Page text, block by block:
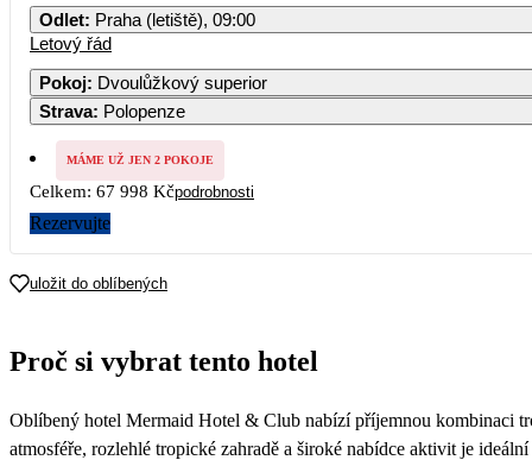
Odlet: Praha (letiště), 09:00
Letový řád
Pokoj: Dvoulůžkový superior
Strava: Polopenze
MÁME UŽ JEN 2 POKOJE
Celkem: 67 998 Kčpodrobnosti
Rezervujte
uložit do oblíbených
Proč si vybrat tento hotel
Oblíbený hotel Mermaid Hotel & Club nabízí příjemnou kombinaci
atmosféře, rozlehlé tropické zahradě a široké nabídce aktivit je